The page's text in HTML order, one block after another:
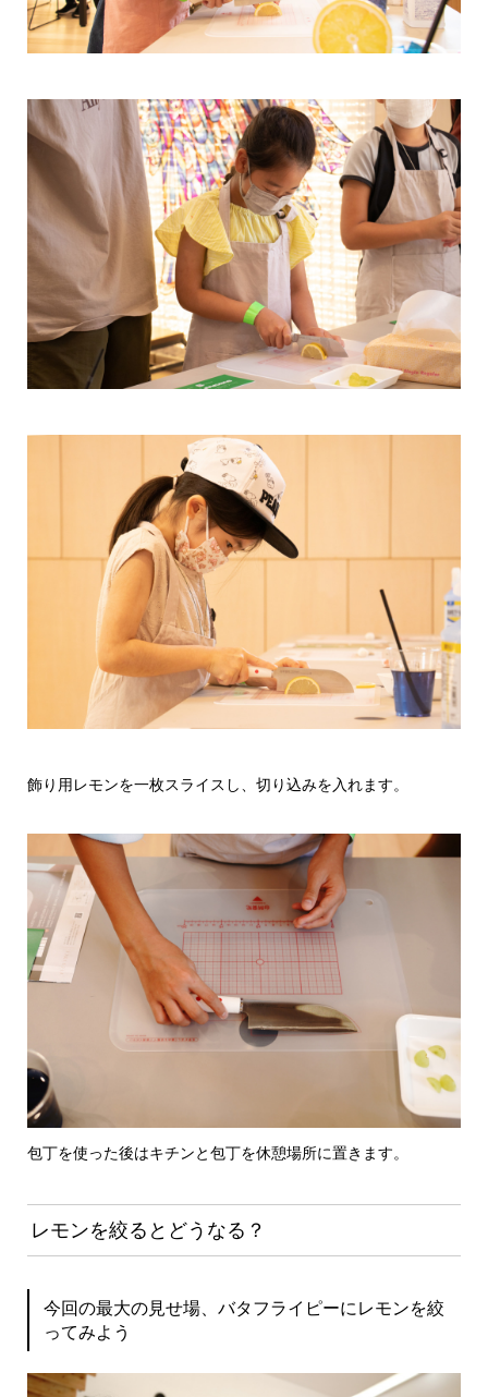
飾り用レモンを一枚スライスし、切り込みを入れます。
包丁を使った後はキチンと包丁を休憩場所に置きます。
レモンを絞るとどうなる？
今回の最大の見せ場、バタフライピーにレモンを絞
ってみよう